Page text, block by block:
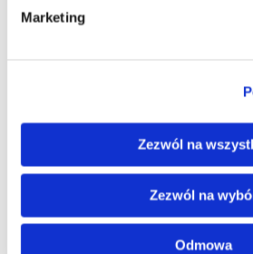
Marketing
Zezwól na
Zezwól na
Odmowa
60,00zł 127,00zł
Polecane dla Ciebie